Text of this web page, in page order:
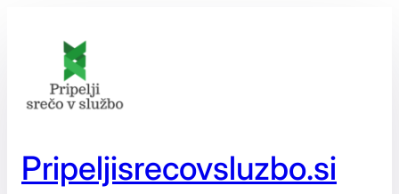
Pripeljisrecovsluzbo.si